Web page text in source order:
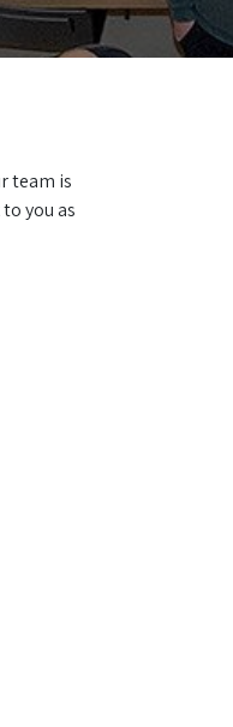
team is
you as